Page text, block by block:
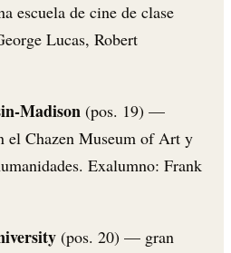
escuela de cine de clase
Lucas, Robert
Madison (pos. 19) —
el Chazen Museum of Art y
Exalumno: Frank
(pos. 20) — gran